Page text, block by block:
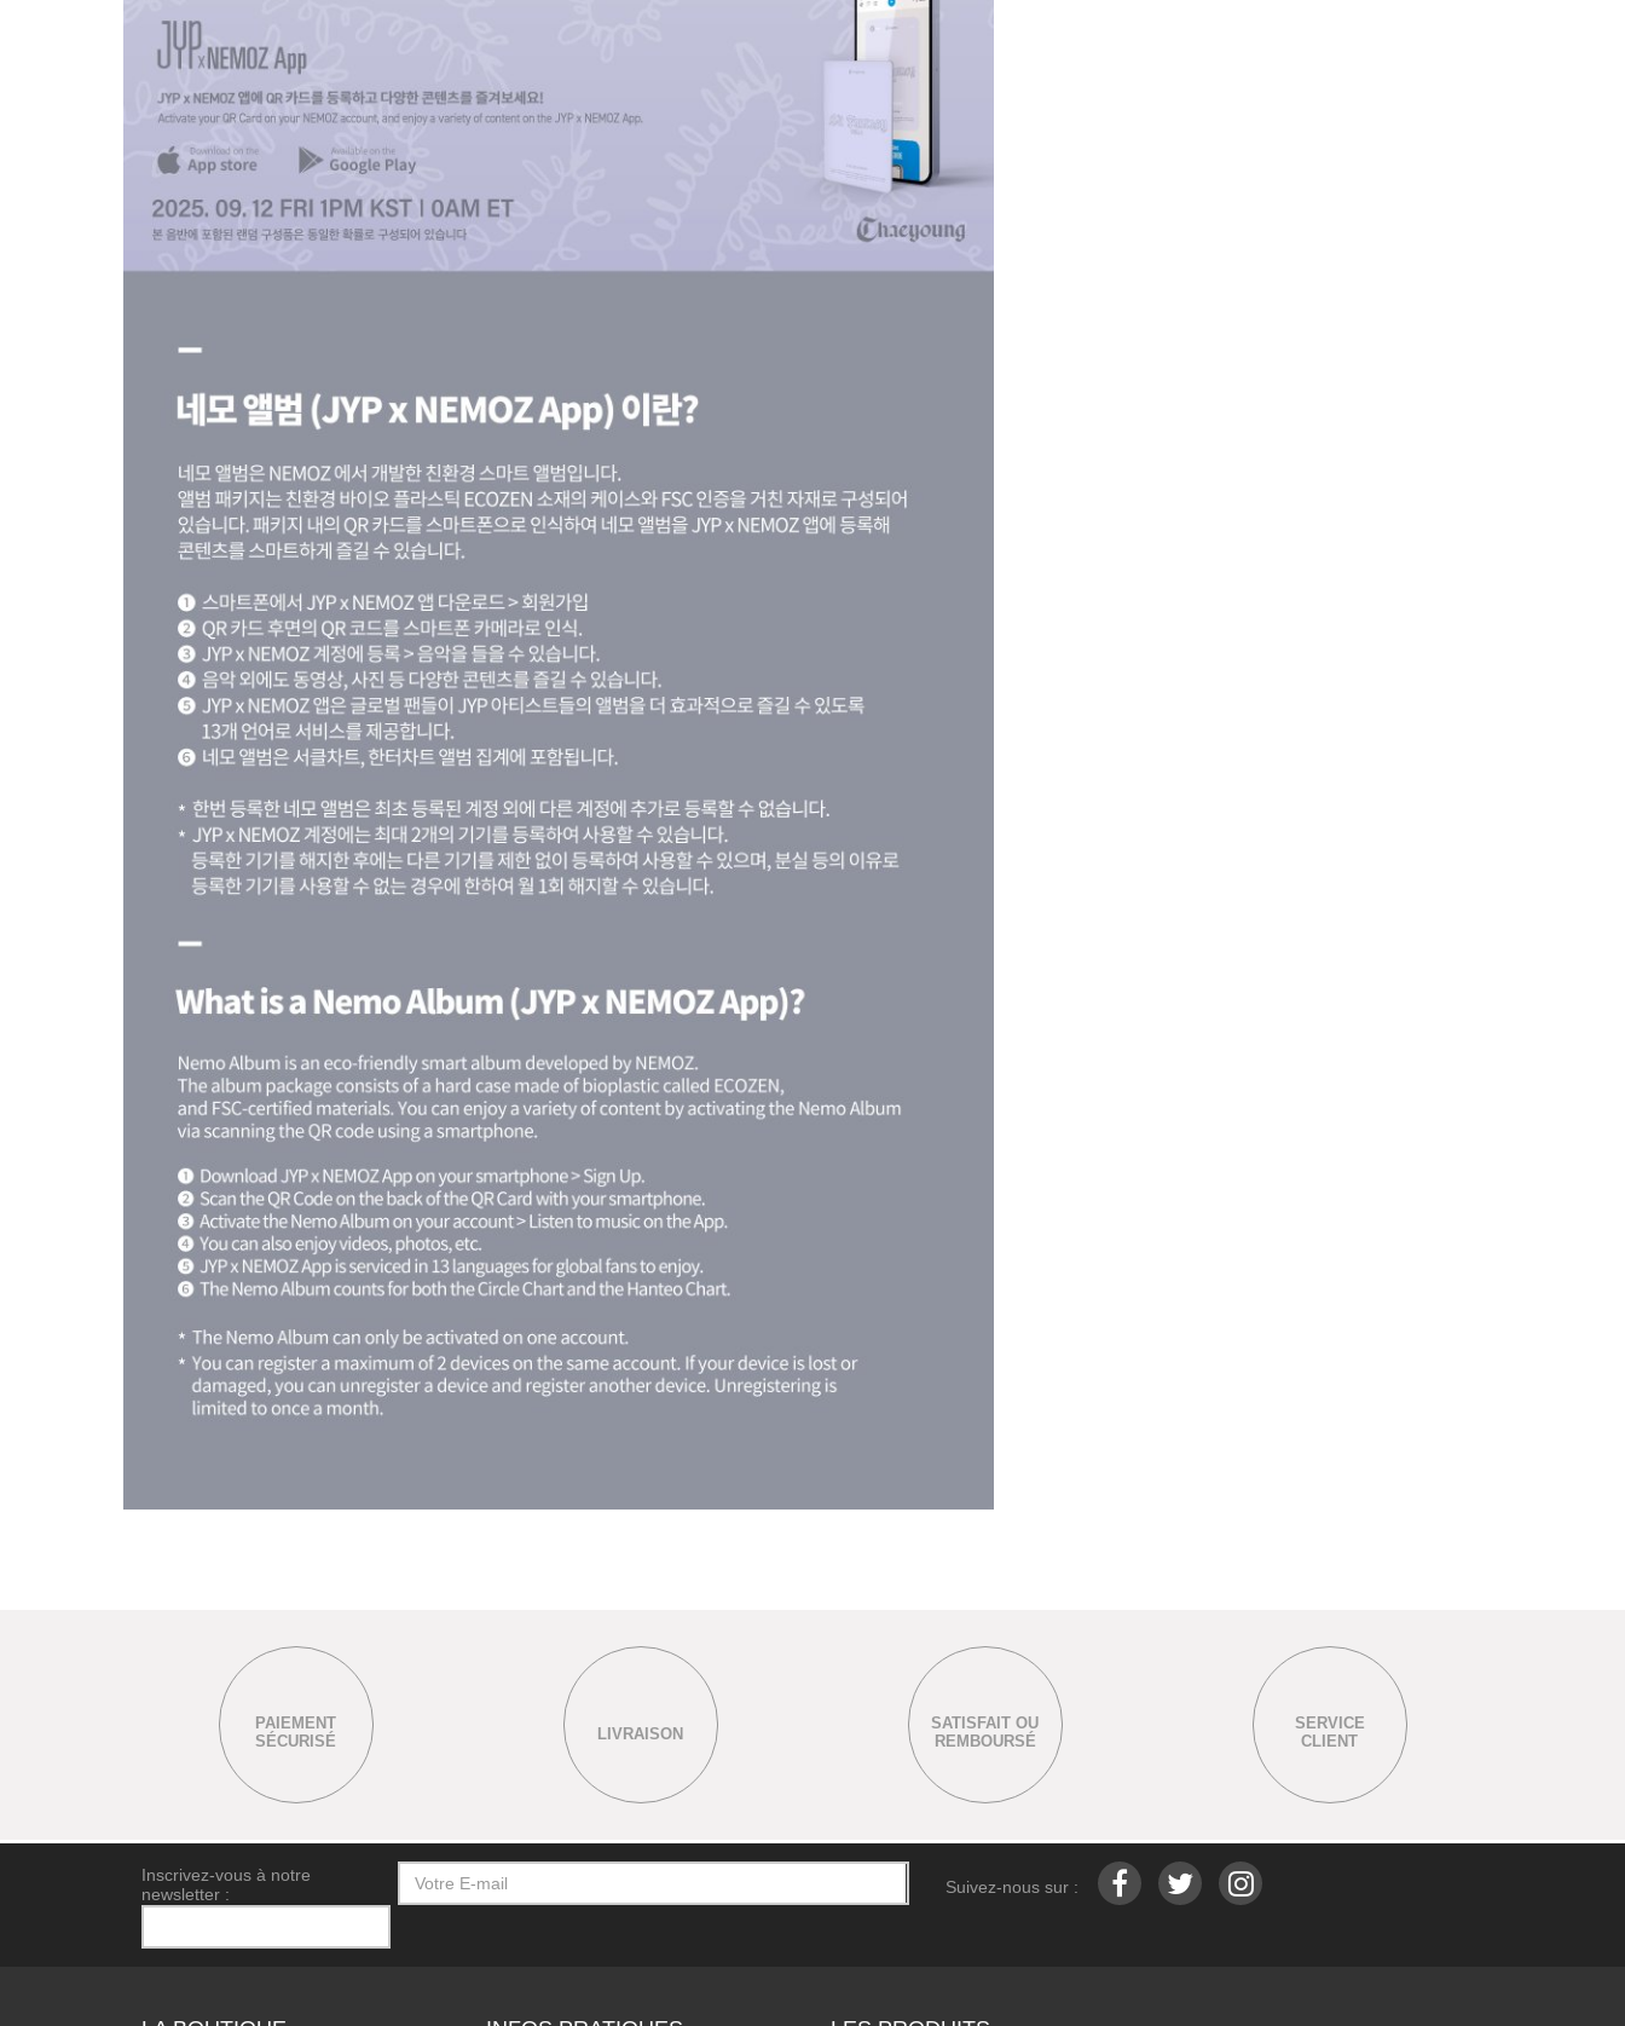
PAIEMENT
SÉCURISÉ
LIVRAISON
SATISFAIT OU
REMBOURSÉ
SERVICE
CLIENT
Inscrivez-vous à notre
newsletter :
Suivez-nous sur :